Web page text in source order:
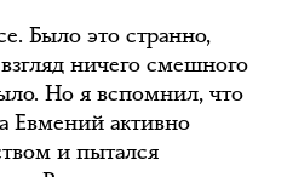
Было это странно,
ничего смешного
Но я вспомнил, что
Евмений активно
и пытался